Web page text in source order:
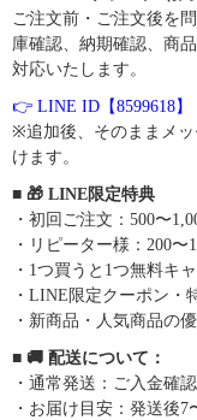
ご注文前・ご注文後を
庫確認、納期確認、商
対応いたします。
👉 LINE ID【8599618】
※追加後、そのままメ
けます。
■ 🎁 LINE限定特典
・初回ご注文：500〜
・リピーター様：200〜
・1つ買うと1つ無料キ
・LINE限定クーポン・
・新商品・人気商品の
■ 🚚 配送について：
・通常発送：ご入金確
・お届け目安：発送後7